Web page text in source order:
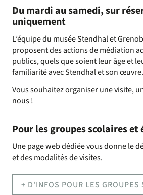
Du mardi au samedi, sur
uniquement
L’équipe du musée Stendhal et
proposent des actions de médiation
publics, quels que soient leur âge et
familiarité avec Stendhal et son œuvre.
Vous souhaitez organiser une visite,
nous !
Pour les groupes scolaires
Une page web dédiée vous donne le
et des modalités de visites.
+ D'INFOS POUR LES GROUPES